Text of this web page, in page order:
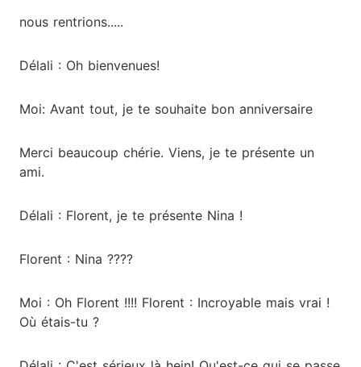
nous rentrions.....
Délali : Oh bienvenues!
Moi: Avant tout, je te souhaite bon anniversaire
Merci beaucoup chérie. Viens, je te présente un
ami.
Délali : Florent, je te présente Nina !
Florent : Nina ????
Moi : Oh Florent !!!! Florent : Incroyable mais vrai !
Où étais-tu ?